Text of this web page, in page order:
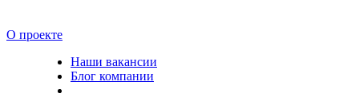
О проекте
Наши вакансии
Блог компании